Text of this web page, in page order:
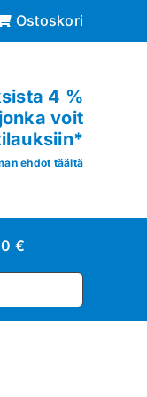
Ostoskori
4 %
voit
ehdot täältä
€